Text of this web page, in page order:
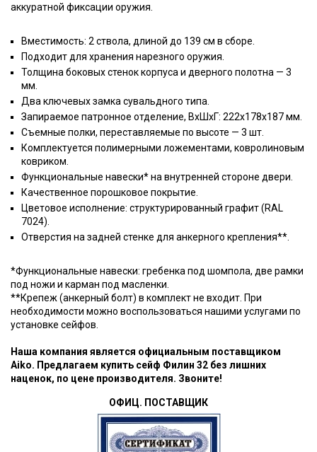
аккуратной фиксации оружия.
Вместимость: 2 ствола, длиной до 139 см в сборе.
Подходит для хранения нарезного оружия.
Толщина боковых стенок корпуса и дверного полотна — 3
мм.
Два ключевых замка сувальдного типа.
Запираемое патронное отделение, ВхШхГ: 222х178х187 мм.
Съемные полки, переставляемые по высоте — 3 шт.
Комплектуется полимерными ложементами, ковролиновым
ковриком.
Функциональные навески* на внутренней стороне двери.
Качественное порошковое покрытие.
Цветовое исполнение: структурированный графит (RAL
7024).
Отверстия на задней стенке для анкерного крепления**.
*Функциональные навески: гребенка под шомпола, две рамки
под ножи и карман под масленки.
**Крепеж (анкерный болт) в комплект не входит. При
необходимости можно воспользоваться нашими услугами по
установке сейфов.
Наша компания является официальным поставщиком
Aiko. Предлагаем купить сейф Филин 32 без лишних
наценок, по цене производителя. Звоните!
ОФИЦ. ПОСТАВЩИК